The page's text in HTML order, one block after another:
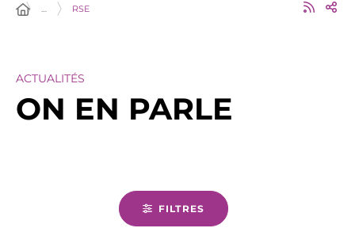
… RSE
ACTUALITÉS
ON EN PARLE
FILTRES